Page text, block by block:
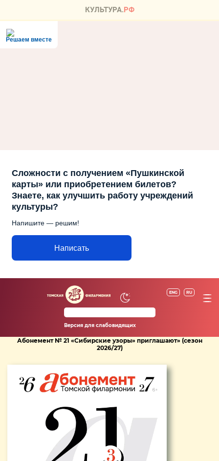
Решаем вместе
Сложности с получением «Пушкинской
карты» или приобретением билетов?
Знаете, как улучшить работу учреждений
культуры?
Напишите — решим!
Написать
ENG RU
Версия для слабовидящих
Абонемент № 21 «Сибирские узоры» приглашают» (сезон
2026/27)